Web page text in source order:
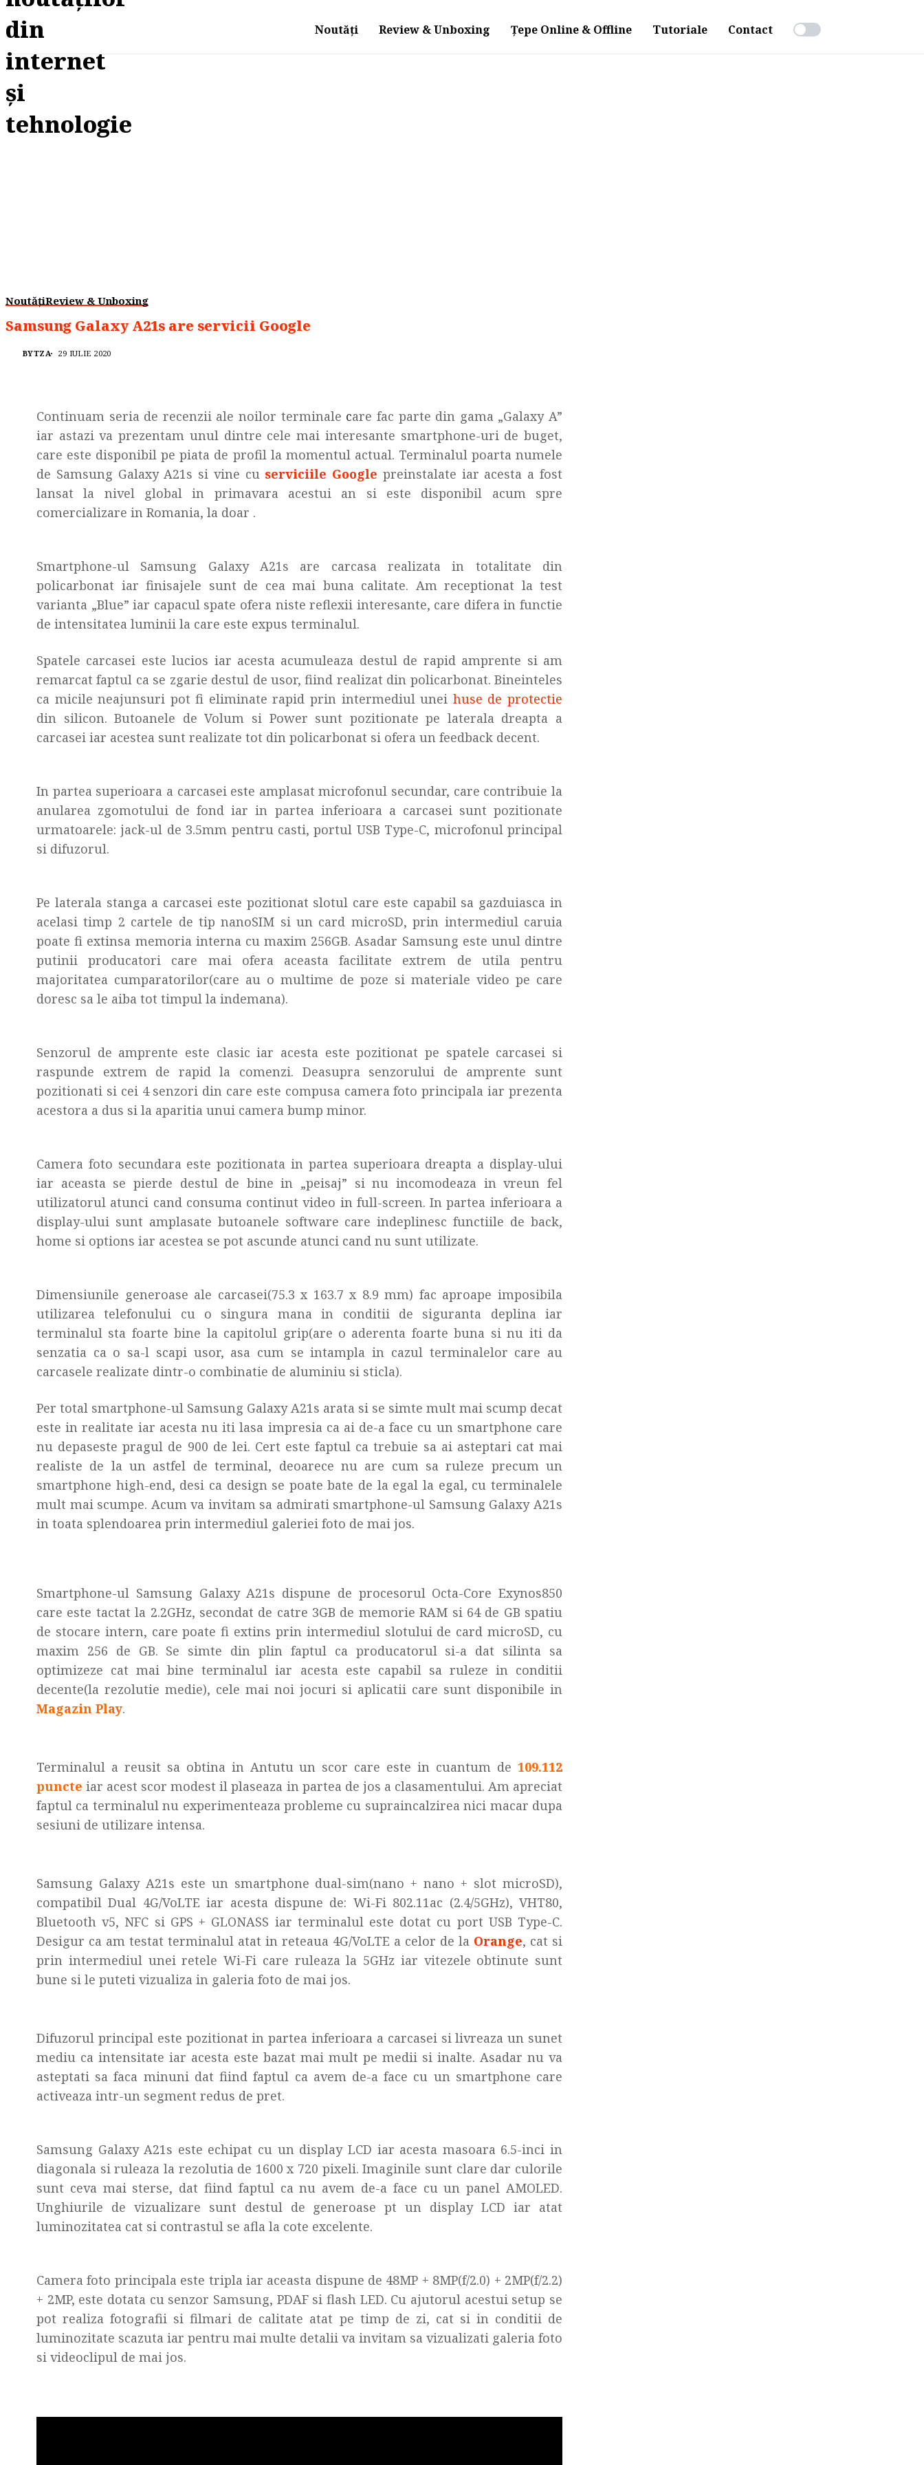
Noutăți Review & Unboxing Țepe Online & Offline Tutoriale Contact
NoutățiReview & Unboxing
Samsung Galaxy A21s are servicii Google
BYTZA 29 IULIE 2020
Continuam seria de recenzii ale noilor terminale care fac parte din gama „Galaxy A”
iar astazi va prezentam unul dintre cele mai interesante smartphone-uri de buget,
care este disponibil pe piata de profil la momentul actual. Terminalul poarta numele
de Samsung Galaxy A21s si vine cu serviciile Google preinstalate iar acesta a fost
lansat la nivel global in primavara acestui an si este disponibil acum spre
comercializare in Romania, la doar .
Smartphone-ul Samsung Galaxy A21s are carcasa realizata in totalitate din
policarbonat iar finisajele sunt de cea mai buna calitate. Am receptionat la test
varianta „Blue” iar capacul spate ofera niste reflexii interesante, care difera in functie
de intensitatea luminii la care este expus terminalul.
Spatele carcasei este lucios iar acesta acumuleaza destul de rapid amprente si am
remarcat faptul ca se zgarie destul de usor, fiind realizat din policarbonat. Bineinteles
ca micile neajunsuri pot fi eliminate rapid prin intermediul unei huse de protectie
din silicon. Butoanele de Volum si Power sunt pozitionate pe laterala dreapta a
carcasei iar acestea sunt realizate tot din policarbonat si ofera un feedback decent.
In partea superioara a carcasei este amplasat microfonul secundar, care contribuie la
anularea zgomotului de fond iar in partea inferioara a carcasei sunt pozitionate
urmatoarele: jack-ul de 3.5mm pentru casti, portul USB Type-C, microfonul principal
si difuzorul.
Pe laterala stanga a carcasei este pozitionat slotul care este capabil sa gazduiasca in
acelasi timp 2 cartele de tip nanoSIM si un card microSD, prin intermediul caruia
poate fi extinsa memoria interna cu maxim 256GB. Asadar Samsung este unul dintre
putinii producatori care mai ofera aceasta facilitate extrem de utila pentru
majoritatea cumparatorilor(care au o multime de poze si materiale video pe care
doresc sa le aiba tot timpul la indemana).
Senzorul de amprente este clasic iar acesta este pozitionat pe spatele carcasei si
raspunde extrem de rapid la comenzi. Deasupra senzorului de amprente sunt
pozitionati si cei 4 senzori din care este compusa camera foto principala iar prezenta
acestora a dus si la aparitia unui camera bump minor.
Camera foto secundara este pozitionata in partea superioara dreapta a display-ului
iar aceasta se pierde destul de bine in „peisaj” si nu incomodeaza in vreun fel
utilizatorul atunci cand consuma continut video in full-screen. In partea inferioara a
display-ului sunt amplasate butoanele software care indeplinesc functiile de back,
home si options iar acestea se pot ascunde atunci cand nu sunt utilizate.
Dimensiunile generoase ale carcasei(75.3 x 163.7 x 8.9 mm) fac aproape imposibila
utilizarea telefonului cu o singura mana in conditii de siguranta deplina iar
terminalul sta foarte bine la capitolul grip(are o aderenta foarte buna si nu iti da
senzatia ca o sa-l scapi usor, asa cum se intampla in cazul terminalelor care au
carcasele realizate dintr-o combinatie de aluminiu si sticla).
Per total smartphone-ul Samsung Galaxy A21s arata si se simte mult mai scump decat
este in realitate iar acesta nu iti lasa impresia ca ai de-a face cu un smartphone care
nu depaseste pragul de 900 de lei. Cert este faptul ca trebuie sa ai asteptari cat mai
realiste de la un astfel de terminal, deoarece nu are cum sa ruleze precum un
smartphone high-end, desi ca design se poate bate de la egal la egal, cu terminalele
mult mai scumpe. Acum va invitam sa admirati smartphone-ul Samsung Galaxy A21s
in toata splendoarea prin intermediul galeriei foto de mai jos.
Smartphone-ul Samsung Galaxy A21s dispune de procesorul Octa-Core Exynos850
care este tactat la 2.2GHz, secondat de catre 3GB de memorie RAM si 64 de GB spatiu
de stocare intern, care poate fi extins prin intermediul slotului de card microSD, cu
maxim 256 de GB. Se simte din plin faptul ca producatorul si-a dat silinta sa
optimizeze cat mai bine terminalul iar acesta este capabil sa ruleze in conditii
decente(la rezolutie medie), cele mai noi jocuri si aplicatii care sunt disponibile in
Magazin Play.
Terminalul a reusit sa obtina in Antutu un scor care este in cuantum de 109.112
puncte iar acest scor modest il plaseaza in partea de jos a clasamentului. Am apreciat
faptul ca terminalul nu experimenteaza probleme cu supraincalzirea nici macar dupa
sesiuni de utilizare intensa.
Samsung Galaxy A21s este un smartphone dual-sim(nano + nano + slot microSD),
compatibil Dual 4G/VoLTE iar acesta dispune de: Wi-Fi 802.11ac (2.4/5GHz), VHT80,
Bluetooth v5, NFC si GPS + GLONASS iar terminalul este dotat cu port USB Type-C.
Desigur ca am testat terminalul atat in reteaua 4G/VoLTE a celor de la Orange, cat si
prin intermediul unei retele Wi-Fi care ruleaza la 5GHz iar vitezele obtinute sunt
bune si le puteti vizualiza in galeria foto de mai jos.
Difuzorul principal este pozitionat in partea inferioara a carcasei si livreaza un sunet
mediu ca intensitate iar acesta este bazat mai mult pe medii si inalte. Asadar nu va
asteptati sa faca minuni dat fiind faptul ca avem de-a face cu un smartphone care
activeaza intr-un segment redus de pret.
Samsung Galaxy A21s este echipat cu un display LCD iar acesta masoara 6.5-inci in
diagonala si ruleaza la rezolutia de 1600 x 720 pixeli. Imaginile sunt clare dar culorile
sunt ceva mai sterse, dat fiind faptul ca nu avem de-a face cu un panel AMOLED.
Unghiurile de vizualizare sunt destul de generoase pt un display LCD iar atat
luminozitatea cat si contrastul se afla la cote excelente.
Camera foto principala este tripla iar aceasta dispune de 48MP + 8MP(f/2.0) + 2MP(f/2.2)
+ 2MP, este dotata cu senzor Samsung, PDAF si flash LED. Cu ajutorul acestui setup se
pot realiza fotografii si filmari de calitate atat pe timp de zi, cat si in conditii de
luminozitate scazuta iar pentru mai multe detalii va invitam sa vizualizati galeria foto
si videoclipul de mai jos.